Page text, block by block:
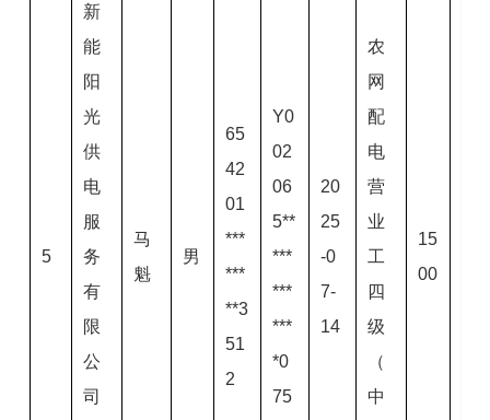
5
新
能
阳
光
供
电
服
务
有
限
公
司
马
魁
男
65
42
01
***
***
**3
51
2
Y0
02
06
5**
***
***
***
*0
75
20
25
-0
7-
14
农
网
配
电
营
业
工
四
级
（
中
15
00